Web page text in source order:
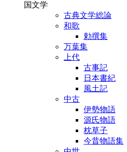
国文学
古典文学総論
和歌
勅撰集
万葉集
上代
古事記
日本書紀
風土記
中古
伊勢物語
源氏物語
枕草子
今昔物語集